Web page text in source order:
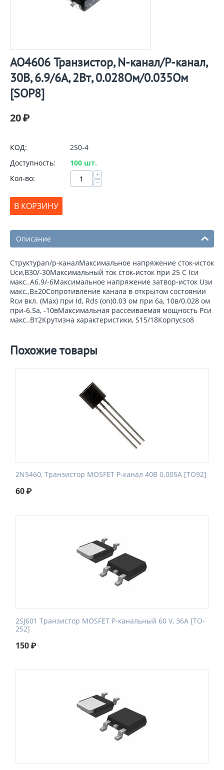
AO4606 Транзистор, N-канал/P-канал,
30В, 6.9/6А, 2Вт, 0.028Ом/0.035Ом
[SOP8]
20₽
КОД:
250-4
Доступность:
100 шт.
Кол-во:
+
−
В КОРЗИНУ
Описание
Структураn/p-каналМаксимальное напряжение сток-исток
Uси,В30/-30Максимальный ток сток-исток при 25 С Iси
макс..А6.9/-6Максимальное напряжение затвор-исток Uзи
макс.,В±20Сопротивление канала в открытом состоянии
Rси вкл. (Max) при Id, Rds (on)0.03 ом при 6a, 10в/0.028 ом
при-6.5a, -10вМаксимальная рассеиваемая мощность Pси
макс..Вт2Крутизна характеристики, S15/18Корпусso8
Похожие товары
2N5460, Транзистор MOSFET P-канал 40В 0.005А [TO92]
60₽
2SJ601 Транзистор MOSFET P-канальный 60 V, 36A [TO-
252]
150₽